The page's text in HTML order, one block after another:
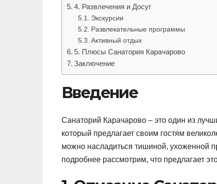
4. Развлечения и Досуг
Экскурсии
Развлекательные программы
Активный отдых
5. Плюсы Санатория Карачарово
Заключение
Введение
Санаторий Карачарово – это один из
который предлагает своим гостям
можно насладиться тишиной, ухоженной
подробнее рассмотрим, что предлагает